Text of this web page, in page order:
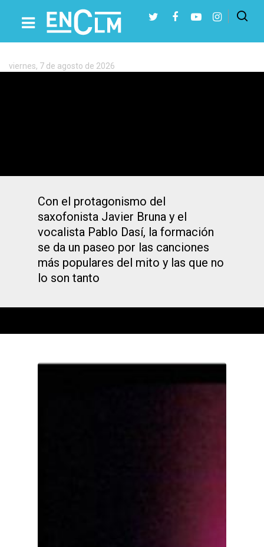
Etiqueta:
Festival
de
de
Presiona Intro para buscar o ESC para cerrar
viernes, 7 de agosto de 2026
Con el protagonismo del
saxofonista Javier Bruna y el
vocalista Pablo Dasí, la formación
se da un paseo por las canciones
más populares del mito y las que no
lo son tanto